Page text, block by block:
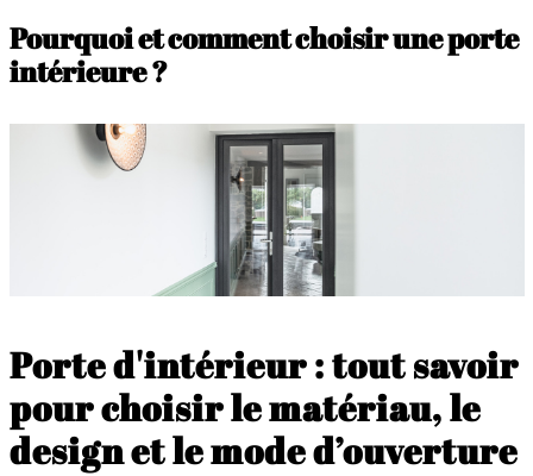
Pourquoi et comment choisir une porte
intérieure ?
Porte d'intérieur : tout savoir
pour choisir le matériau, le
design et le mode d’ouverture